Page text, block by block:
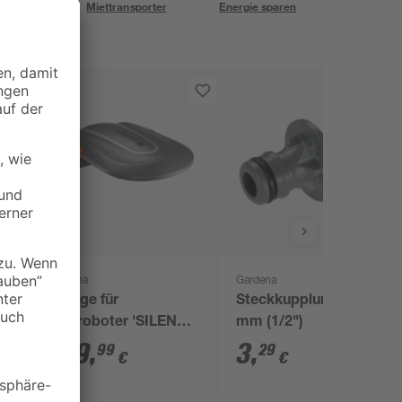
Miettransporter Energie sparen
Gardena
Garage für
Mähroboter 'SILENO
city/SILENO
life/SILENO Minimo'
149,99 €
Gardena
Steckkupplung 13
mm (1/2")
3,29 €